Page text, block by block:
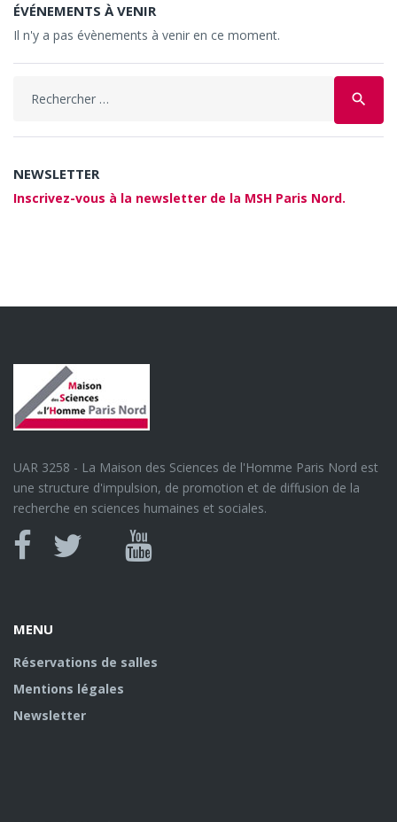
ÉVÉNEMENTS À VENIR
Il n'y a pas évènements à venir en ce moment.
search
NEWSLETTER
Inscrivez-vous à la newsletter de la MSH Paris Nord.
UAR 3258 - La Maison des Sciences de l'Homme Paris Nord est
une structure d'impulsion, de promotion et de diffusion de la
recherche en sciences humaines et sociales.
Canal
MENU
Réservations de salles
Mentions légales
Newsletter